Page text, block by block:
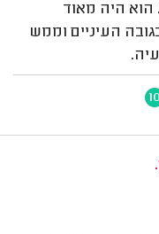
הוא היה מאוד
העיניים וממש
10